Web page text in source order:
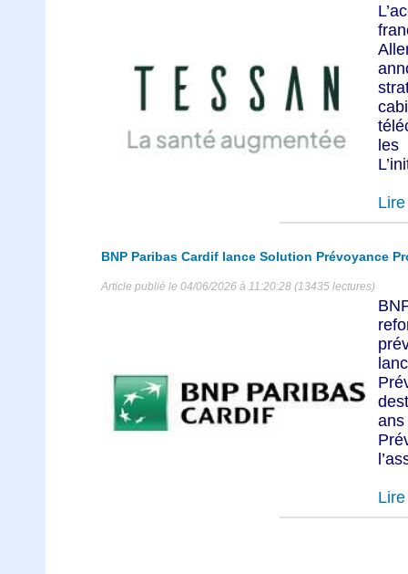
BNP Paribas Cardif lance Solution Prévoyance
Article publié le 04/06/2026 à 11:20:28 (13435 lectures)